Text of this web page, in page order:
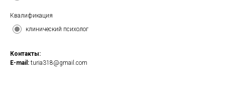
Квалификация
клинический психолог
Контакты:
E-mail: turia318@gmail.com